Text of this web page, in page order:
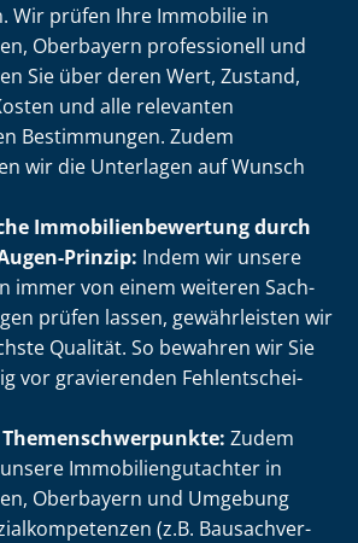
Wir prüfen Ihre Immobilie in
Oberbayern professionell und
Sie über deren Wert, Zustand,
und alle relevanten
Bestimmungen. Zudem
wir die Unterlagen auf Wunsch
Im­mo­bi­li­en­be­wer­tung durch
Prinzip: Indem wir unsere
immer von einem weiteren Sach­
prüfen lassen, gewährleisten wir
Qualität. So bewahren wir Sie
vor gravierenden Fehl­ent­schei­
The­men­schwer­punk­te: Zudem
Im­mo­bi­li­en­gut­ach­ter in
Oberbayern und Umgebung
(z.B. Bau­sach­ver­